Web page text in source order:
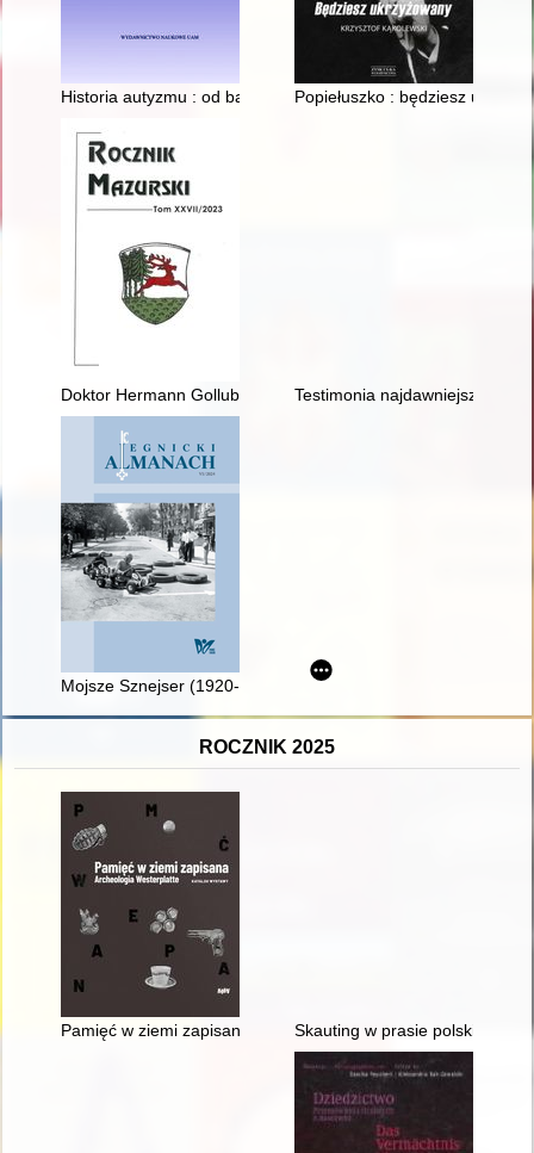
Historia autyzmu : od baśni i legend po badania genetyczne :
Popiełuszko : będziesz
Doktor Hermann Gollub, królewiecki archiwista
Testimonia najdawniejszych
Mojsze Sznejser (1920-2017) - legnicki szewc z ulicy
ROCZNIK 2025
Pamięć w ziemi zapisana : archeologia Westerplatte : katalog
Skauting w prasie polskiej z lat